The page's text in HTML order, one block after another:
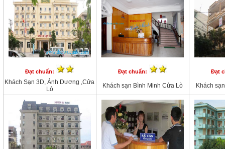
Đạt chuẩn:
Khách Sạn 3D, Ánh Dương ,Cửa
Lò
Đạt chuẩn:
Khách sạn Bình Minh Cửa Lò
Đạt
Khách